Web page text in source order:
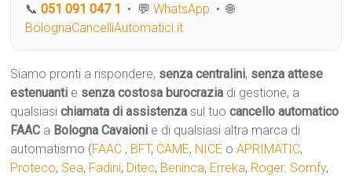
📞051 091 047 1 • 💬WhatsApp • 🌐
BolognaCancelliAutomatici.it
Siamo pronti a rispondere, senza centralini, senza attese
estenuanti e senza costosa burocrazia di gestione, a
qualsiasichiamata di assistenza sul tuocancello automatico
FAAC a Bologna Cavaioni e di qualsiasi altra marca di
automatismo (FAAC , BFT, CAME, NICE oAPRIMATIC,
Proteco, Sea, Fadini, Ditec, Beninca, Erreka, Roger. Somfy,